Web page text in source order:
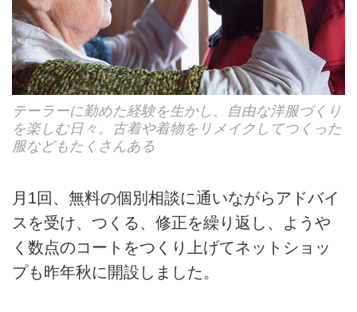
テーラーに勤めた経験を生かし、自由な洋服づくり
を楽しむ日々。古着や着物をリメイクしてつくった
服などもたくさんある
月1回、無料の個別相談に通いながらアドバイ
スを受け、つくる、修正を繰り返し、ようや
く数点のコートをつくり上げてネットショッ
プも昨年秋に開設しました。